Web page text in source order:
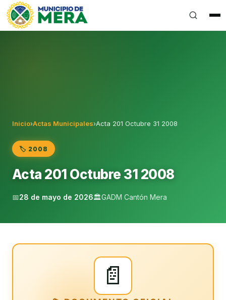
Gobierno Autónomo Descentralizado Municipal del
Inicio›Actas Municipales›Acta 201 Octubre 31 2008
🏷️ 2008
Acta 201 Octubre 31 2008
📅28 de mayo de 2026🏛️GADM Cantón Mera
📄